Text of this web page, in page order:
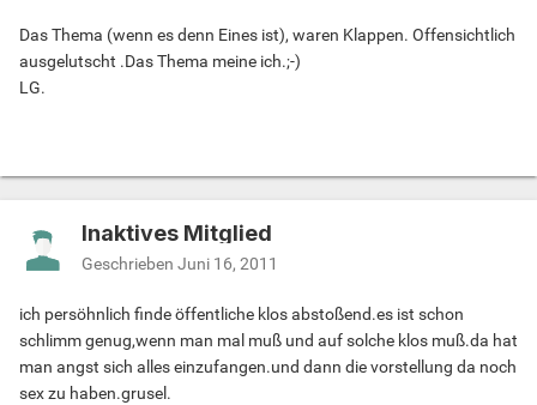
Das Thema (wenn es denn Eines ist), waren Klappen. Offensichtlich
ausgelutscht .Das Thema meine ich.;-)
LG.
Inaktives Mitglied
Geschrieben Juni 16, 2011
ich persöhnlich finde öffentliche klos abstoßend.es ist schon
schlimm genug,wenn man mal muß und auf solche klos muß.da hat
man angst sich alles einzufangen.und dann die vorstellung da noch
sex zu haben.grusel.